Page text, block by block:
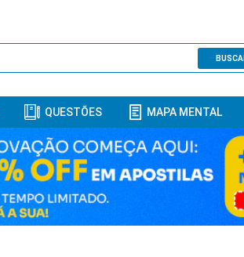
QUESTÕES MAPA MENTAL